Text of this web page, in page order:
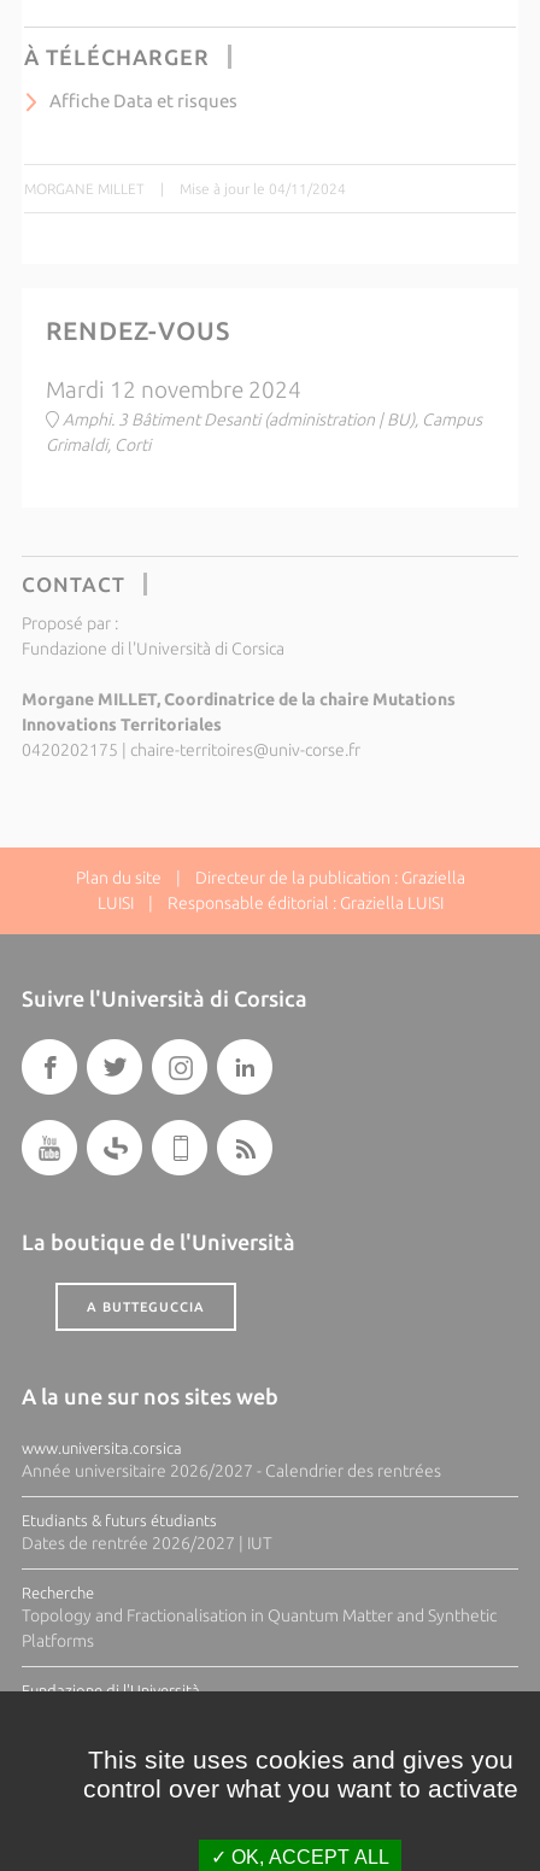
À TÉLÉCHARGER
Affiche Data et risques
MORGANE MILLET | Mise à jour le 04/11/2024
RENDEZ-VOUS
Mardi 12 novembre 2024
Amphi. 3 Bâtiment Desanti (administration | BU), Campus
Grimaldi, Corti
CONTACT
Proposé par :
Fundazione di l'Università di Corsica
Morgane MILLET, Coordinatrice de la chaire Mutations
Innovations Territoriales
0420202175 | chaire-territoires@univ-corse.fr
Plan du site | Directeur de la publication : Graziella
LUISI | Responsable éditorial : Graziella LUISI
Suivre l'Università di Corsica
La boutique de l'Università
A BUTTEGUCCIA
A la une sur nos sites web
www.universita.corsica
Année universitaire 2026/2027 - Calendrier des rentrées
Etudiants & futurs étudiants
Dates de rentrée 2026/2027 | IUT
Recherche
Topology and Fractionalisation in Quantum Matter and Synthetic
Platforms
Fundazione di l'Università
This site uses cookies and gives you
control over what you want to activate
OK, ACCEPT ALL